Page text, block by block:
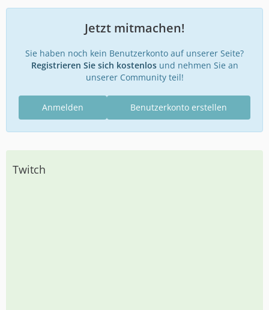
Jetzt mitmachen!
Sie haben noch kein Benutzerkonto auf unserer Seite?
Registrieren Sie sich kostenlosund nehmen Sie an
unserer Community teil!
Benutzerkonto erstellen
Anmelden
Twitch